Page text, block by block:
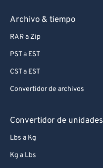
Archivo & tiempo
RAR a Zip
PST a EST
CST a EST
Convertidor de archivos
Convertidor de unidades
Lbs a Kg
Kg a Lbs